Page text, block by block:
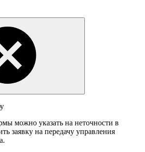
можно указать на неточности в
заявку на передачу управления